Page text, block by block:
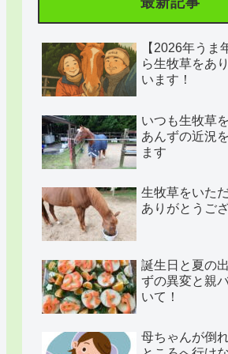
【2026年う
ら生牧草をあ
います！
いつも生牧草
あんずの近況
ます
生牧草をいた
ありがとうご
誕生日と夏の
ずの異変と親
いて！
母ちゃんが倒